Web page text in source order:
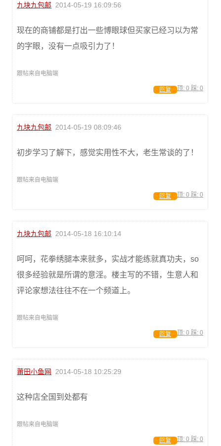
九块九包邮 2014-05-19 16:09:56
现在的商铺都是打出一些博眼球但买家已经习以为常
的字眼，没有一点吸引力了！
跟帖来自电脑端
顶: 0 踩: 0
回复
九块九包邮 2014-05-19 08:09:46
初步学习了解下，感觉实用性不大，老生常谈的了！
跟帖来自电脑端
顶: 0 踩: 0
回复
九块九包邮 2014-05-18 16:10:14
呵呵，花拳绣腿本来就多，实战才能练就真功夫，so
很多经验就是所谓的意淫。楼主写的不错，生意人和
评论家想法往往不在一个频道上。
跟帖来自电脑端
顶: 0 踩: 0
回复
莆田小鱼网 2014-05-18 10:25:29
这种店全国到处都有
跟帖来自电脑端
顶: 0 踩: 0
回复